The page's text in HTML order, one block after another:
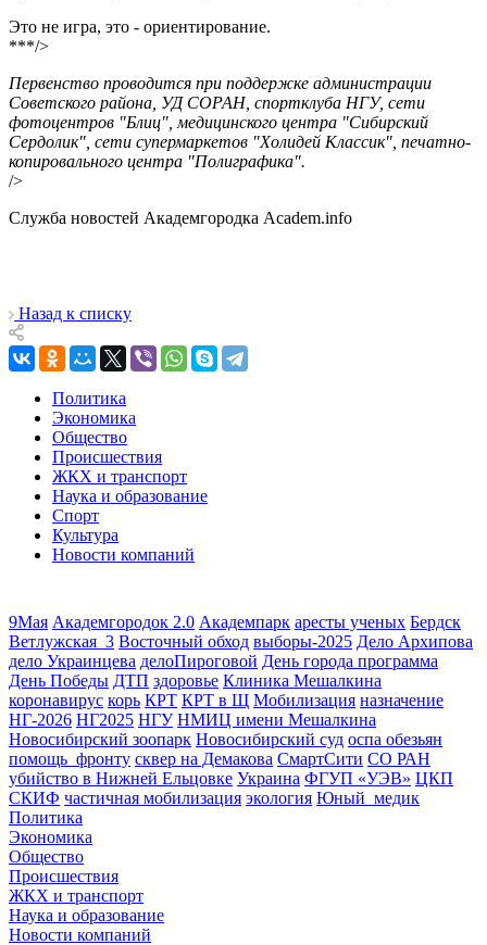
Это не игра, это - ориентирование.
***/>
Первенство проводится при поддержке администрации
Советского района, УД СОРАН, спортклуба НГУ, сети
фотоцентров "Блиц", медицинского центра "Сибирский
Сердолик", сети супермаркетов "Холидей Классик", печатно-
копировального центра "Полиграфика".
/>
Служба новостей Академгородка Academ.info
Назад к списку
Политика
Экономика
Общество
Происшествия
ЖКХ и транспорт
Наука и образование
Спорт
Культура
Новости компаний
9Мая Академгородок 2.0 Академпарк аресты ученых Бердск
Ветлужская_3 Восточный обход выборы-2025 Дело Архипова
дело Украинцева делоПироговой День города программа
День Победы ДТП здоровье Клиника Мешалкина
коронавирус корь КРТ КРТ в Щ Мобилизация назначение
НГ-2026 НГ2025 НГУ НМИЦ имени Мешалкина
Новосибирский зоопарк Новосибирский суд оспа обезьян
помощь_фронту сквер на Демакова СмартСити СО РАН
убийство в Нижней Ельцовке Украина ФГУП «УЭВ» ЦКП
СКИФ частичная мобилизация экология Юный_медик
Политика
Экономика
Общество
Происшествия
ЖКХ и транспорт
Наука и образование
Новости компаний